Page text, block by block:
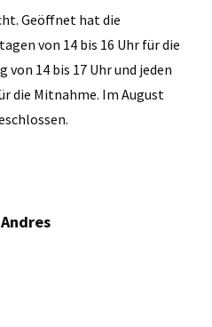
Geöffnet hat die
von 14 bis 16 Uhr für die
von 14 bis 17 Uhr und jeden
die Mitnahme. Im August